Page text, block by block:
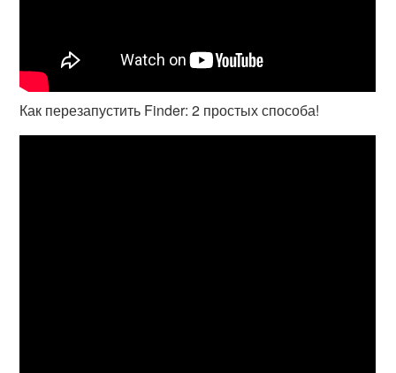
Как перезапустить Finder: 2 простых способа!